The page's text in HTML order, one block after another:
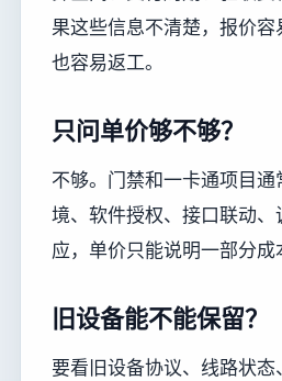
果这些信息不清楚，报价
也容易返工。
只问单价够不够？
不够。门禁和一卡通项目通
境、软件授权、接口联动、
应，单价只能说明一部分成
旧设备能不能保留？
要看旧设备协议、线路状